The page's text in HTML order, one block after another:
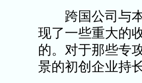
跨国公司与本
现了一些重大的
的。对于那些专
景的初创企业持